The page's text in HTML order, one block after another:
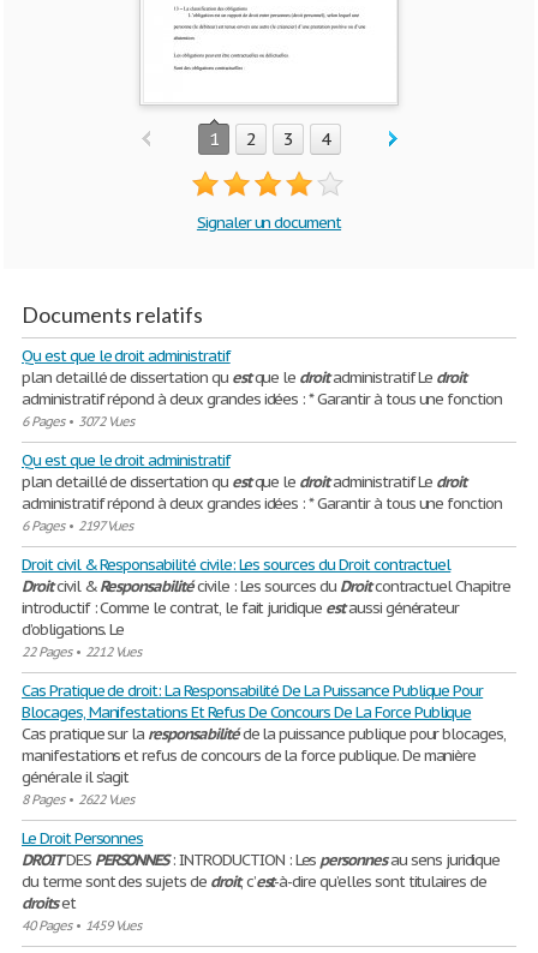
1 2 3 4
Signaler un document
Documents relatifs
Qu est que le droit administratif
plan detaillé de dissertation questque le droitadministratif Le droit
administratif répond à deux grandes idées : * Garantir à tous une fonction
6 Pages• 3072 Vues
Qu est que le droit administratif
plan detaillé de dissertation questque le droitadministratif Le droit
administratif répond à deux grandes idées : * Garantir à tous une fonction
6 Pages• 2197 Vues
Droit civil & Responsabilité civile: Les sources du Droit contractuel
Droitcivil &Responsabilitécivile : Les sources duDroitcontractuel Chapitre
introductif : Comme le contrat, le fait juridique estaussi générateur
d’obligations. Le
22 Pages• 2212 Vues
Cas Pratique de droit: La Responsabilité De La Puissance Publique Pour
Blocages, Manifestations Et Refus De Concours De La Force Publique
Cas pratique sur la responsabilitéde la puissance publique pour blocages,
manifestations et refus de concours de la force publique. De manière
générale il s’agit
8 Pages• 2622 Vues
Le Droit Personnes
DROITDES PERSONNES: INTRODUCTION : Les personnesau sens juridique
du terme sont des sujets de droit, c’est-à-dire qu’elles sont titulaires de
droitset
40 Pages• 1459 Vues